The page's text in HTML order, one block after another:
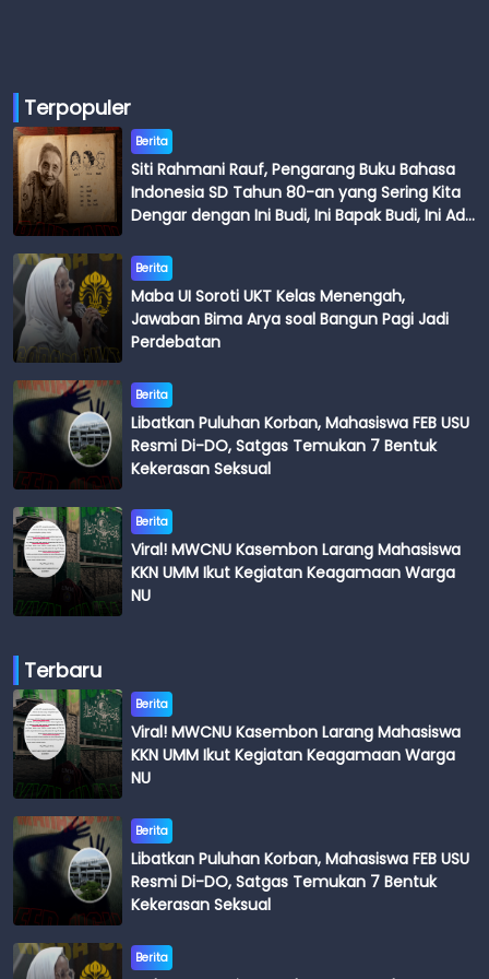
Terpopuler
Berita
Siti Rahmani Rauf, Pengarang Buku Bahasa
Indonesia SD Tahun 80-an yang Sering Kita
Dengar dengan Ini Budi, Ini Bapak Budi, Ini Adik
Berita
Maba UI Soroti UKT Kelas Menengah,
Jawaban Bima Arya soal Bangun Pagi Jadi
Perdebatan
Berita
Libatkan Puluhan Korban, Mahasiswa FEB USU
Resmi Di-DO, Satgas Temukan 7 Bentuk
Kekerasan Seksual
Berita
Viral! MWCNU Kasembon Larang Mahasiswa
KKN UMM Ikut Kegiatan Keagamaan Warga
NU
Terbaru
Berita
Viral! MWCNU Kasembon Larang Mahasiswa
KKN UMM Ikut Kegiatan Keagamaan Warga
NU
Berita
Libatkan Puluhan Korban, Mahasiswa FEB USU
Resmi Di-DO, Satgas Temukan 7 Bentuk
Kekerasan Seksual
Berita